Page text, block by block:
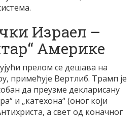
Израел –
Америке
прелом се дешава на
примећује Вертлиб. Трамп је
да преузме декларисану
и „катехона“ (оног који
а свет од коначног